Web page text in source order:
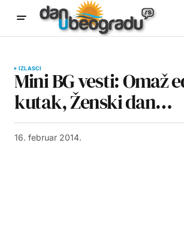
IZLASCI
Mini BG vesti: Omaž
kutak, Ženski dan…
16. februar 2014.